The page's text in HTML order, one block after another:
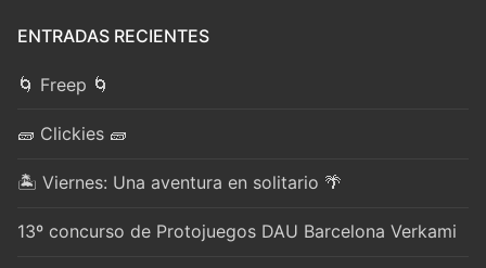
ENTRADAS RECIENTES
🌀 Freep 🌀
🧱 Clickies 🧱
🏝️ Viernes: Una aventura en solitario 🌴
13º concurso de Protojuegos DAU Barcelona Verkami